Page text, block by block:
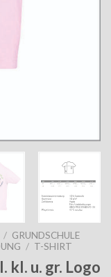
/ GRUNDSCHULE
/ T-SHIRT
kl. u. gr. Logo